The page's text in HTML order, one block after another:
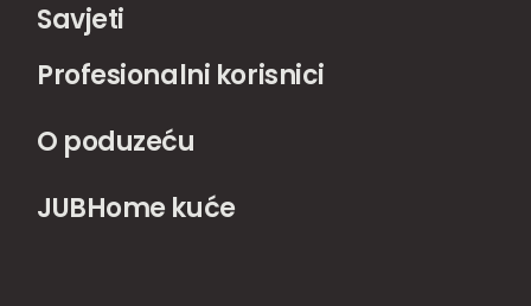
Savjeti
Profesionalni korisnici
O poduzeću
JUBHome kuće